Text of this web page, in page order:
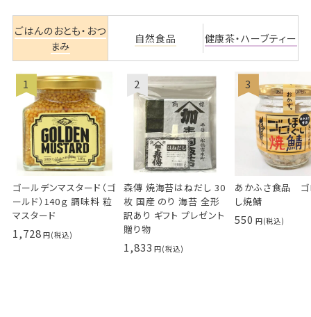
ごはんのおとも・おつ
まみ
自然食品 健康茶・ハーブティー
ゴールデンマスタード（ゴ
ールド）140ｇ 調味料 粒
マスタード
1,728
森傳 焼海苔はねだし 30
枚 国産 のり 海苔 全形
訳あり ギフト プレゼント
贈り物
1,833
あかふさ食品 ゴ
し焼鯖
550